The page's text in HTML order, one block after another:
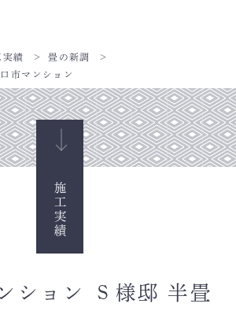
実績
畳の新調
市マンション
施工実績
ション Ｓ様邸 半畳